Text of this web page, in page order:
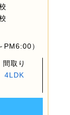
）
間取り
4LDK